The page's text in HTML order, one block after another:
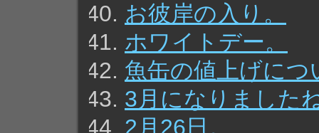
お彼岸の入り。
ホワイトデー。
魚缶の値上げにつ
3月になりました
2月26日。